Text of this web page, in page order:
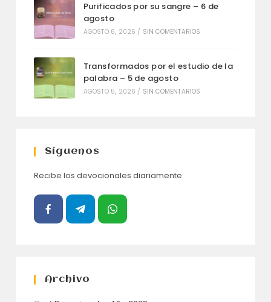
Purificados por su sangre – 6 de
agosto
AGOSTO 6, 2026 / SIN COMENTARIOS
Transformados por el estudio de la
palabra – 5 de agosto
AGOSTO 5, 2026 / SIN COMENTARIOS
Síguenos
Recibe los devocionales diariamente
Archivo